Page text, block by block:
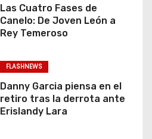
Las Cuatro Fases de
Canelo: De Joven León a
Rey Temeroso
FLASHNEWS
Danny Garcia piensa en el
retiro tras la derrota ante
Erislandy Lara